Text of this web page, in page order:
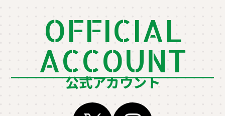
OFFICIAL
ACCOUNT
公式アカウント